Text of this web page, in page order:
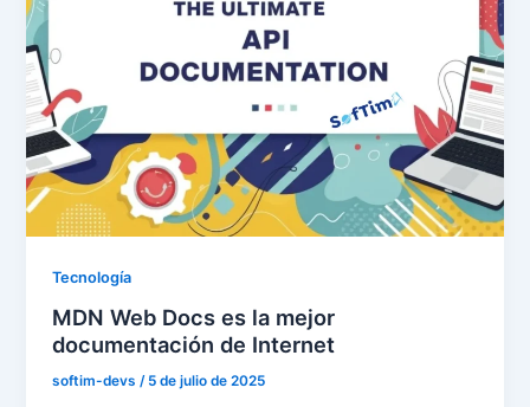
Tecnología
MDN Web Docs es la mejor
documentación de Internet
softim-devs/ 5 de julio de 2025